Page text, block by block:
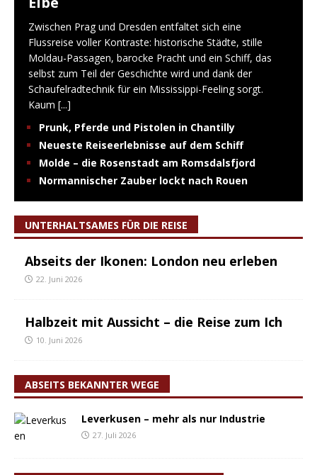
Zwischen Prag und Dresden entfaltet sich eine
Flussreise voller Kontraste: historische Städte, stille
Moldau-Passagen, barocke Pracht und ein Schiff, das
selbst zum Teil der Geschichte wird und dank der
Schaufelradtechnik für ein Mississippi-Feeling sorgt.
Kaum [...]
Prunk, Pferde und Pistolen in Chantilly
Neueste Reiseerlebnisse auf dem Schiff
Molde – die Rosenstadt am Romsdalsfjord
Normannischer Zauber lockt nach Rouen
UNTERHALTSAMES FÜR DIE REISE
Abseits der Ikonen: London neu erleben
22. Juni 2026
Halbzeit mit Aussicht – die Reise zum Ich
10. Juni 2026
ABSEITS BEKANNTER WEGE
Leverkusen – mehr als nur Industrie
27. Juli 2026